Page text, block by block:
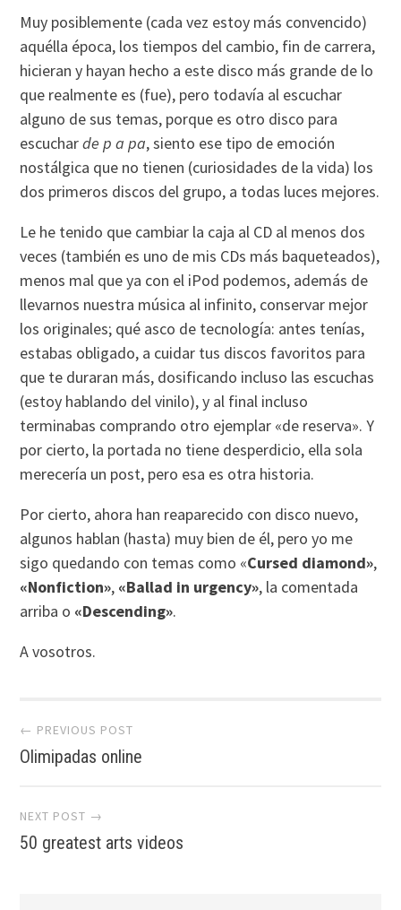
Muy posiblemente (cada vez estoy más convencido)
aquélla época, los tiempos del cambio, fin de carrera,
hicieran y hayan hecho a este disco más grande de lo
que realmente es (fue), pero todaví­a al escuchar
alguno de sus temas, porque es otro disco para
escucharde p a pa, siento ese tipo de emoción
nostálgica que no tienen (curiosidades de la vida) los
dos primeros discos del grupo, a todas luces mejores.
Le he tenido que cambiar la caja al CD al menos dos
veces (también es uno de mis CDs más baqueteados),
menos mal que ya con el iPod podemos, además de
llevarnos nuestra música al infinito, conservar mejor
los originales; qué asco de tecnologí­a: antes tení­as,
estabas obligado, a cuidar tus discos favoritos para
que te duraran más, dosificando incluso las escuchas
(estoy hablando del vinilo), y al final incluso
terminabas comprando otro ejemplar «de reserva». Y
por cierto, la portada no tiene desperdicio, ella sola
merecerí­a un post, pero esa es otra historia.
Por cierto, ahora han reaparecido con disco nuevo,
algunos hablan (hasta) muy bien de él, pero yo me
sigo quedando con temas como «Cursed diamond»,
«Nonfiction», «Ballad in urgency», la comentada
arriba o «Descending».
A vosotros.
Post navigation
← PREVIOUS POST
Olimipadas online
NEXT POST →
50 greatest arts videos